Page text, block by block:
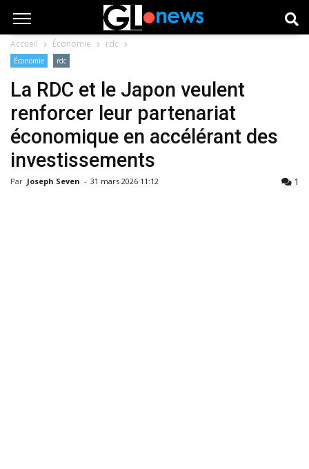
Accueil Économie rdc
Économie rdc
La RDC et le Japon veulent
renforcer leur partenariat
économique en accélérant des
investissements
Par Joseph Seven - 31 mars 2026 11:12 1